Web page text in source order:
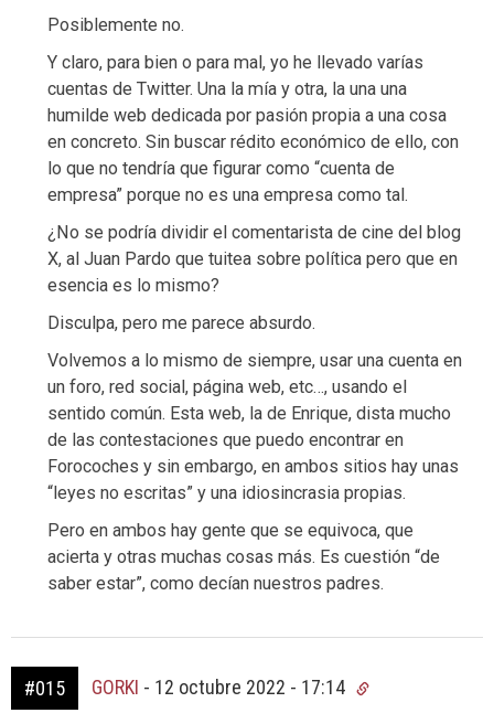
Posiblemente no.
Y claro, para bien o para mal, yo he llevado varías
cuentas de Twitter. Una la mía y otra, la una una
humilde web dedicada por pasión propia a una cosa
en concreto. Sin buscar rédito económico de ello, con
lo que no tendría que figurar como “cuenta de
empresa” porque no es una empresa como tal.
¿No se podría dividir el comentarista de cine del blog
X, al Juan Pardo que tuitea sobre política pero que en
esencia es lo mismo?
Disculpa, pero me parece absurdo.
Volvemos a lo mismo de siempre, usar una cuenta en
un foro, red social, página web, etc…, usando el
sentido común. Esta web, la de Enrique, dista mucho
de las contestaciones que puedo encontrar en
Forocoches y sin embargo, en ambos sitios hay unas
“leyes no escritas” y una idiosincrasia propias.
Pero en ambos hay gente que se equivoca, que
acierta y otras muchas cosas más. Es cuestión “de
saber estar”, como decían nuestros padres.
#015 GORKI - 12 octubre 2022 - 17:14